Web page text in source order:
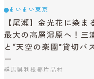
まいまい東京
【尾瀬】金光花に染ま
最大の高層湿原へ！三
と“天空の楽園”貸切バ
ー
群馬県利根郡片品村